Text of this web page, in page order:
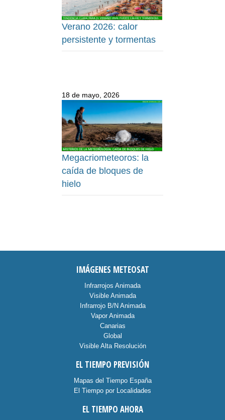
Verano 2026: calor
persistente y tormentas
18 de mayo, 2026
Megacriometeoros: la
caída de bloques de
hielo
IMÁGENES METEOSAT
Infrarrojos Animada
Visible Animada
Infrarrojo B/N Animada
Vapor Animada
Canarias
Global
Visible Alta Resolución
EL TIEMPO PREVISIÓN
Mapas del Tiempo España
El Tiempo por Localidades
EL TIEMPO AHORA